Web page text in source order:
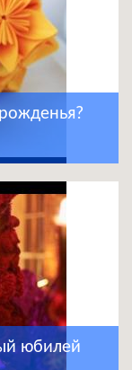
юбилей